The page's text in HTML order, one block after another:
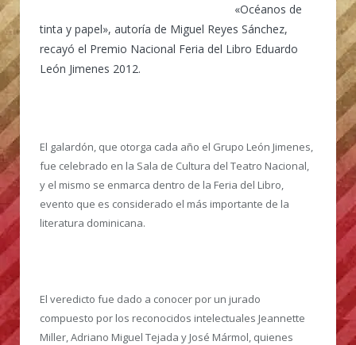
«Océanos de
tinta y papel», autoría de Miguel Reyes Sánchez,
recayó el Premio Nacional Feria del Libro Eduardo
León Jimenes 2012.
El galardón, que otorga cada año el Grupo León Jimenes,
fue celebrado en la Sala de Cultura del Teatro Nacional,
y el mismo se enmarca dentro de la Feria del Libro,
evento que es considerado el más importante de la
literatura dominicana.
El veredicto fue dado a conocer por un jurado
compuesto por los reconocidos intelectuales Jeannette
Miller, Adriano Miguel Tejada y José Mármol, quienes